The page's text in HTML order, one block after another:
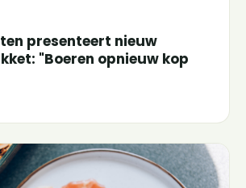
presenteert nieuw
"Boeren opnieuw kop